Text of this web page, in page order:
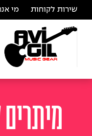
שירות לקוחות מי